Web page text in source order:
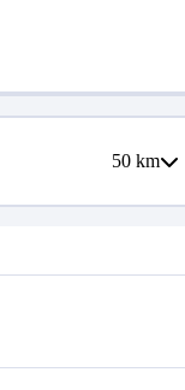
50km